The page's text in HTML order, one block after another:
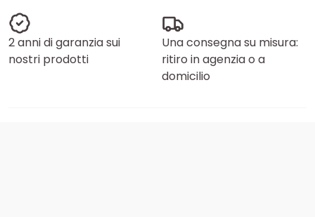
2 anni di garanzia sui
nostri prodotti
Una consegna su misura:
ritiro in agenzia o a
domicilio